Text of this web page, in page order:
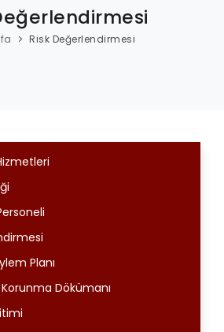
Risk Değerlendirmesi
Planı
Dökümanı